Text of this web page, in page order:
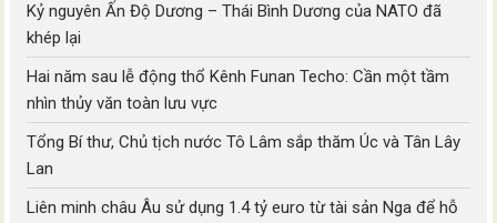
Kỷ nguyên Ấn Độ Dương – Thái Bình Dương của NATO đã
khép lại
Hai năm sau lễ động thổ Kênh Funan Techo: Cần một tầm
nhìn thủy văn toàn lưu vực
Tổng Bí thư, Chủ tịch nước Tô Lâm sắp thăm Úc và Tân Lây
Lan
Liên minh châu Âu sử dụng 1.4 tỷ euro từ tài sản Nga để hỗ